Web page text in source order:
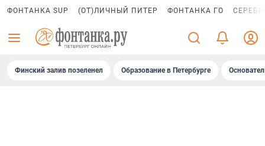
ФОНТАНКА SUP (ОТ)ЛИЧНЫЙ ПИТЕР ФОНТАНКА ГО
Финский залив позеленел Образование в Петербурге